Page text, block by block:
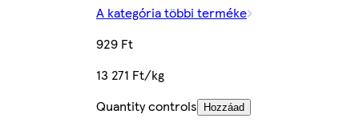
A kategória többi terméke
929 Ft
13 271 Ft/kg
Quantity controls
Hozzáad